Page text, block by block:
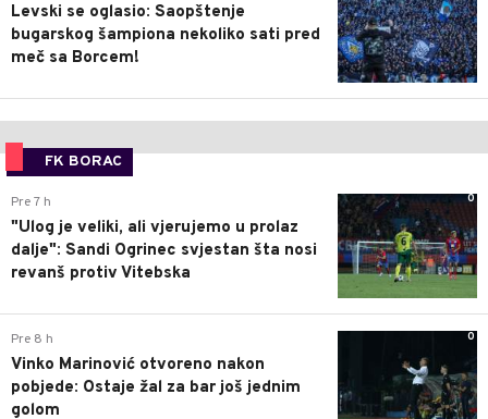
Levski se oglasio: Saopštenje
bugarskog šampiona nekoliko sati pred
meč sa Borcem!
FK BORAC
0
Pre 7 h
"Ulog je veliki, ali vjerujemo u prolaz
dalje": Sandi Ogrinec svjestan šta nosi
revanš protiv Vitebska
0
Pre 8 h
Vinko Marinović otvoreno nakon
pobjede: Ostaje žal za bar još jednim
golom